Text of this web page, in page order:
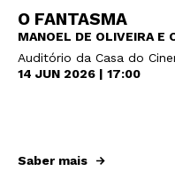
O FANTASMA
MANOEL DE OLIVEIRA E
Auditório da Casa do
14 JUN 2026 | 17:00
Saber mais